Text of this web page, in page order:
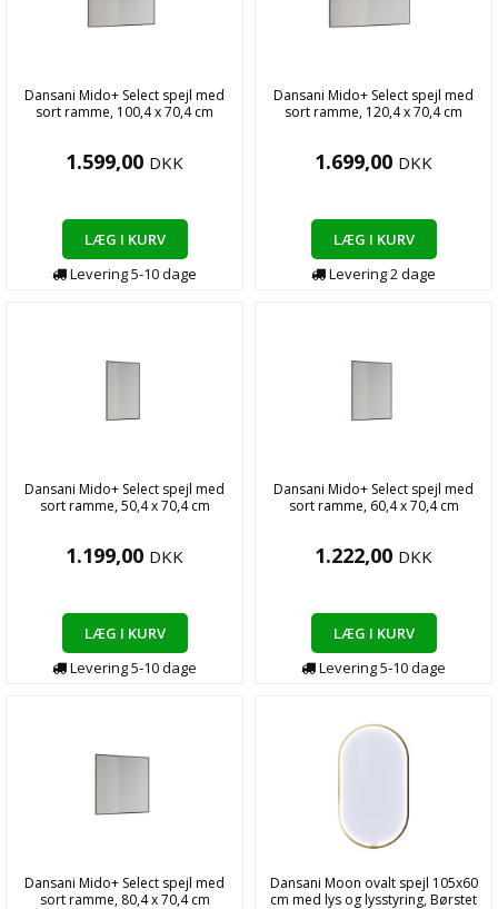
Dansani Mido+ Select spejl med
sort ramme, 100,4 x 70,4 cm
1.599,00 DKK
LÆG I KURV
Levering5-10dage
Dansani Mido+ Select spejl med
sort ramme, 120,4 x 70,4 cm
1.699,00 DKK
LÆG I KURV
Levering2dage
Dansani Mido+ Select spejl med
sort ramme, 50,4 x 70,4 cm
1.199,00 DKK
LÆG I KURV
Levering5-10dage
Dansani Mido+ Select spejl med
sort ramme, 60,4 x 70,4 cm
1.222,00 DKK
LÆG I KURV
Levering5-10dage
Dansani Mido+ Select spejl med
sort ramme, 80,4 x 70,4 cm
Dansani Moon ovalt spejl 105x60
cm med lys og lysstyring, Børstet